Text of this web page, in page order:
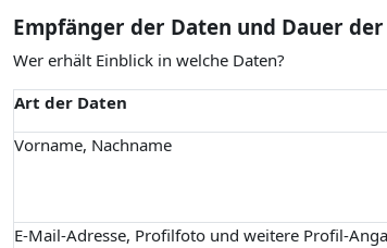
Empfänger der Daten und Dauer
Wer erhält Einblick in welche Daten?
Art der Daten
Vorname, Nachname
E-Mail-Adresse, Profilfoto und weitere Profil-